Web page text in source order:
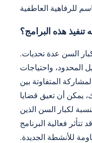
تنفيذ هذه البرامج؟
السن عدة تحديات.
المحدود، واحتياجات
المتفاوتة بين
يمكن أن تعيق قضايا
لكبار السن الذين
فعالية البرنامج
للأنشطة الجديدة.